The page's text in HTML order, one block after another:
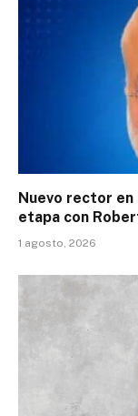
Nuevo rector en
etapa con
1 agosto, 2026